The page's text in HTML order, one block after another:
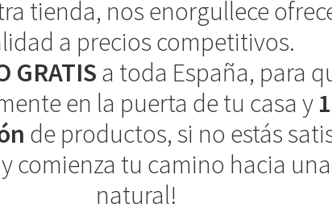
tienda, nos enorgullece
a precios competitivos.
GRATIS a toda España, para
en la puerta de tu casa y
de productos, si no estás
y comienza tu camino hacia
natural!